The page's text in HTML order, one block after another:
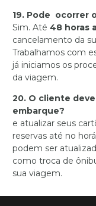
19. Pode ocorrer
Sim. Até 48 horas
cancelamento da
Trabalhamos com
já iniciamos os
da viagem.
20. O cliente
embarque? O
e atualizar seus
reservas até no
podem ser
como troca de
sua viagem.